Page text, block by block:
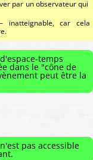
par un observateur qui
inatteignable, car cela
temps
dans le "cône de
peut être la
pas accessible